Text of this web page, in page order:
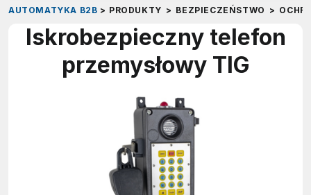
AUTOMATYKA B2B > PRODUKTY > BEZPIECZEŃSTWO >
Iskrobezpieczny telefon
przemysłowy TIG